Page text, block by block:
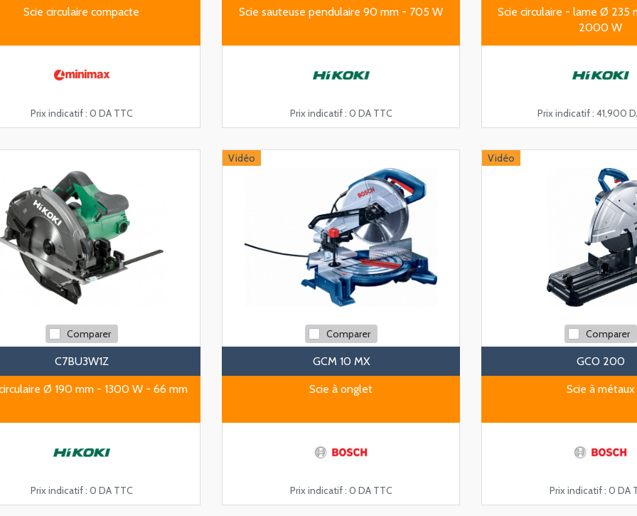
Scie circulaire compacte
Prix indicatif : 0 DA TTC
Scie sauteuse pendulaire 90 mm - 705 W
Prix indicatif : 0 DA TTC
Scie circulaire - lame Ø 235
2000 W
Prix indicatif : 41,900
Comparer
C7BU3W1Z
Ø 190 mm - 1300 W - 66 mm
Prix indicatif : 0 DA TTC
Vidéo
Comparer
GCM 10 MX
Scie à onglet
Prix indicatif : 0 DA TTC
Vidéo
Comparer
GCO 200
Scie à métaux
Prix indicatif : 0 DA